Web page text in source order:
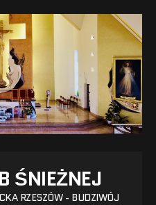
ŚNIEŻNEJ
RZESZÓW - BUDZIWÓJ